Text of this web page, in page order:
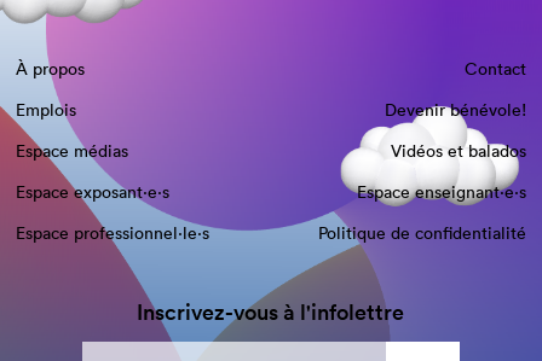
À propos
Contact
Emplois
Devenir bénévole!
Espace médias
Vidéos et balados
Espace exposant·e⋅s
Espace enseignant·e⋅s
Espace professionnel·le⋅s
Politique de confidentialité
Inscrivez-vous à l'infolettre